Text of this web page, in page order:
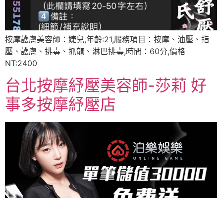
按摩護膚美容師：婕兒,年齡:21,服務項目：按摩、油壓、指
壓、護膚、排毒、抓龍、淋巴排毒,時間：60分,價格
NT:2400
台北按摩紓壓美容師-莎莉 好
事多按摩紓壓店